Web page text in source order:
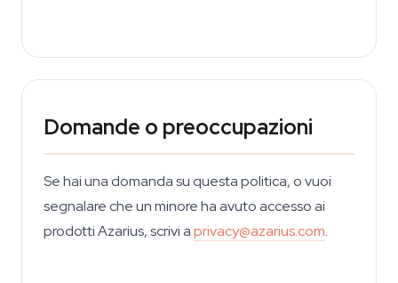
Domande o preoccupazioni
Se hai una domanda su questa politica, o vuoi
segnalare che un minore ha avuto accesso ai
prodotti Azarius, scrivi aprivacy@azarius.com.